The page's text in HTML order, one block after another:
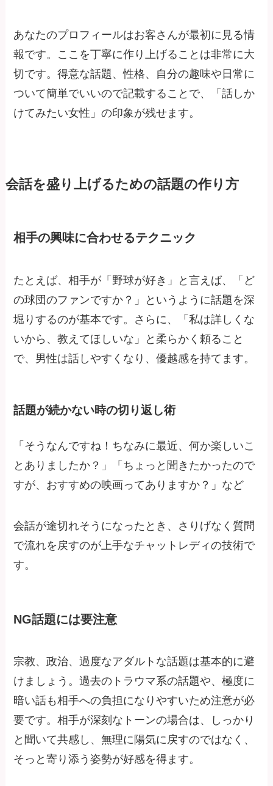
あなたのプロフィールはお客さんが最初に見る情
報です。ここを丁寧に作り上げることは非常に大
切です。得意な話題、性格、自分の趣味や日常に
ついて簡単でいいので記載することで、「話しか
けてみたい女性」の印象が残せます。
会話を盛り上げるための話題の作り方
相手の興味に合わせるテクニック
たとえば、相手が「野球が好き」と言えば、「ど
の球団のファンですか？」というように話題を深
堀りするのが基本です。さらに、「私は詳しくな
いから、教えてほしいな」と柔らかく頼ること
で、男性は話しやすくなり、優越感を持てます。
話題が続かない時の切り返し術
「そうなんですね！ちなみに最近、何か楽しいこ
とありましたか？」「ちょっと聞きたかったので
すが、おすすめの映画ってありますか？」など
会話が途切れそうになったとき、さりげなく質問
で流れを戻すのが上手なチャットレディの技術で
す。
NG話題には要注意
宗教、政治、過度なアダルトな話題は基本的に避
けましょう。過去のトラウマ系の話題や、極度に
暗い話も相手への負担になりやすいため注意が必
要です。相手が深刻なトーンの場合は、しっかり
と聞いて共感し、無理に陽気に戻すのではなく、
そっと寄り添う姿勢が好感を得ます。